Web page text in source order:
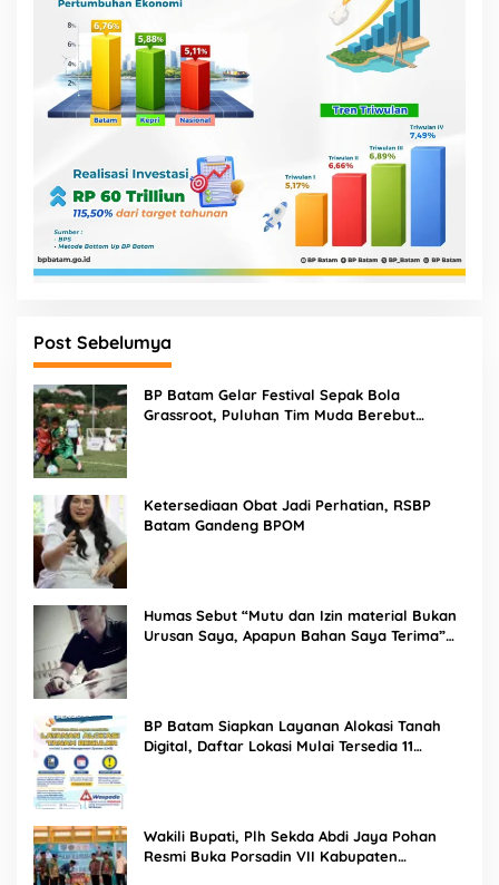
Post Sebelumya
BP Batam Gelar Festival Sepak Bola
Grassroot, Puluhan Tim Muda Berebut
Ketersediaan Obat Jadi Perhatian, RSBP
Batam Gandeng BPOM
Humas Sebut “Mutu dan Izin material Bukan
Urusan Saya, Apapun Bahan Saya Terima”
BP Batam Siapkan Layanan Alokasi Tanah
Digital, Daftar Lokasi Mulai Tersedia 11
Wakili Bupati, Plh Sekda Abdi Jaya Pohan
Resmi Buka Porsadin VII Kabupaten